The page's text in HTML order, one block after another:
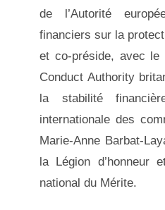
de l’Autorité
financiers sur la
et co-préside, avec le
Conduct Authority
la stabilité
internationale des
Marie-Anne Barbat-
la Légion d’honneur
national du Mérite.